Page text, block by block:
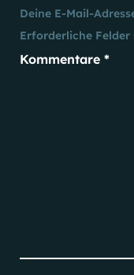
Deine E-Mail-
Erforderliche Felder
Kommentare *